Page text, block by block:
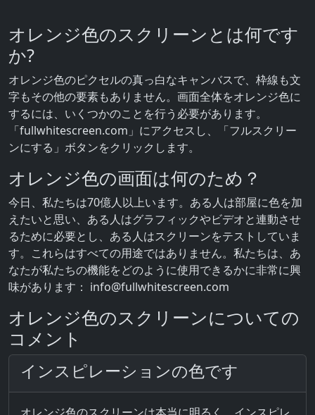
オレンジ色のスクリーンとは何です
か?
オレンジ色のピクセルの真っ白なキャンバスで、枠線も文
字もその他の要素もありません。画面全体をオレンジ色に
するには、いくつかのことを行う必要があります。
「fullwhitescreen.com」にアクセスし、「フルスクリー
ンにする」ボタンをクリックします。
オレンジ色の画面は何のため？
今日、私たちは70億人以上います。ある人は部屋に色を加
えたいと思い、ある人はグラフィックやビデオと連動させ
るために必要とし、ある人はスクリーンをテストしていま
す。これらはすべての用途ではありません。私たちは、あ
なたが私たちの機能をどのように使用できるかに非常に興
味があります： info@fullwhitescreen.com
オレンジ色のスクリーンについての
コメント
インスピレーションの色です